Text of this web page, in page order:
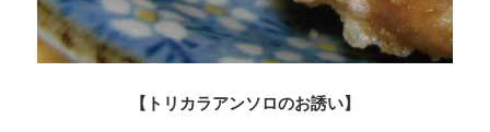
【トリカラアンソロのお誘い】